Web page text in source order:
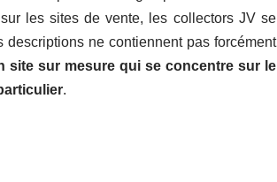
les sites de vente, les collectors JV se
ne contiennent pas forcément
site sur mesure qui se concentre sur le
.